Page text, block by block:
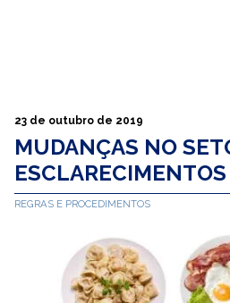
23 de outubro de 2019
MUDANÇAS NO
REGRAS E PROCEDIMENTOS